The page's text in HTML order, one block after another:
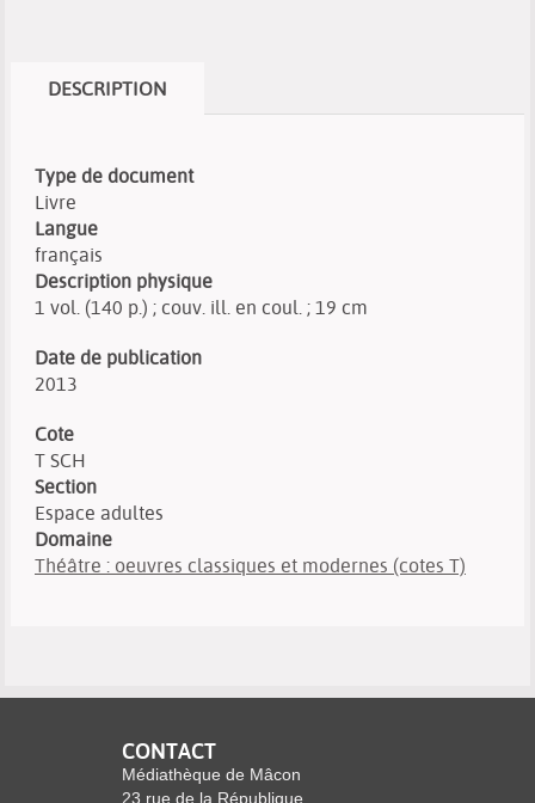
DESCRIPTION
Type de document
Livre
Langue
français
Description physique
1 vol. (140 p.) ; couv. ill. en coul. ; 19 cm
Date de publication
2013
Cote
T SCH
Section
Espace adultes
Domaine
Théâtre : oeuvres classiques et modernes (cotes T)
CONTACT
Médiathèque de Mâcon
23 rue de la République